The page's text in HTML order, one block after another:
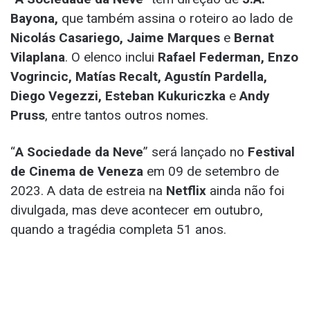
Bayona, que também assina o roteiro ao lado de
Nicolás Casariego, Jaime Marques e Bernat
Vilaplana. O elenco inclui Rafael Federman, Enzo
Vogrincic, Matías Recalt, Agustín Pardella,
Diego Vegezzi, Esteban Kukuriczka eAndy
Pruss, entre tantos outros nomes.
“A Sociedade da Neve” será lançado no Festival
de Cinema de Veneza em 09 de setembro de
2023. A data de estreia na Netflix ainda não foi
divulgada, mas deve acontecer em outubro,
quando a tragédia completa 51 anos.